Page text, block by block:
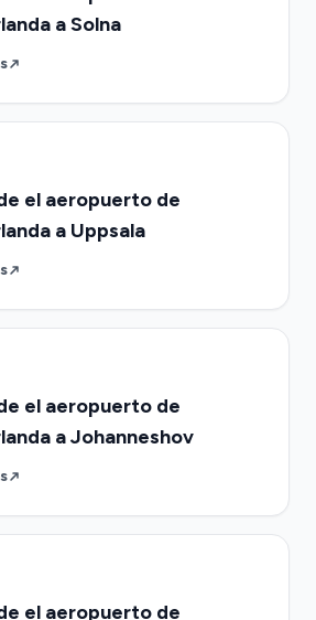
a Solna
el aeropuerto de
a Uppsala
el aeropuerto de
a Johanneshov
el aeropuerto de